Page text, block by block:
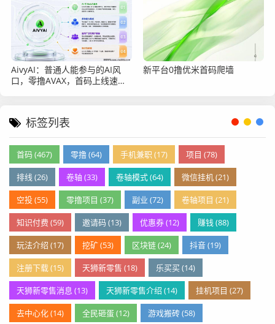
AivyAI：普通人能参与的AI风
口，零撸AVAX，首码上线速度
新平台0撸优米首码爬墙
标签列表
首码 (467) 零撸 (64) 手机兼职 (17) 项目 (78)
排线 (26) 卷轴 (33) 卷轴模式 (64) 微信挂机 (21)
空投 (55) 零撸项目 (37) 副业 (72) 卷轴项目 (21)
知识付费 (59) 邀请码 (13) 优惠券 (12) 赚钱 (88)
玩法介绍 (17) 挖矿 (53) 区块链 (24) 抖音 (19)
注册下载 (15) 天狮新零售 (18) 乐买买 (14)
天狮新零售消息 (13) 天狮新零售介绍 (14) 挂机项目 (27)
去中心化 (14) 全民砸蛋 (12) 游戏搬砖 (58)